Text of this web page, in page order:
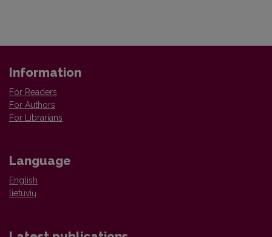
Information
For Readers
For Authors
For Librarians
Language
English
lietuvių